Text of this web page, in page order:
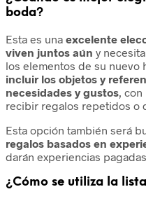
boda?
Esta es una excelente
viven juntos aún y
los elementos de su nuevo
incluir los objetos y
necesidades y gustos,
recibir regalos repetidos o
Esta opción también será
regalos basados en
darán experiencias
¿Cómo se utiliza la